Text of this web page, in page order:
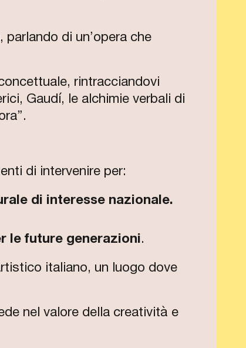
di un’opera che
rintracciandovi
Gaudí, le alchimie verbali di
di intervenire per:
di interesse nazionale.
le future generazioni.
italiano, un luogo dove
nel valore della creatività e